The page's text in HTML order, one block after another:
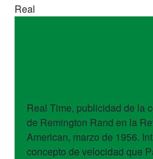
Real
Real Time, publicidad de la
de Remington Rand en la
American, marzo de 1956.
concepto de velocidad que